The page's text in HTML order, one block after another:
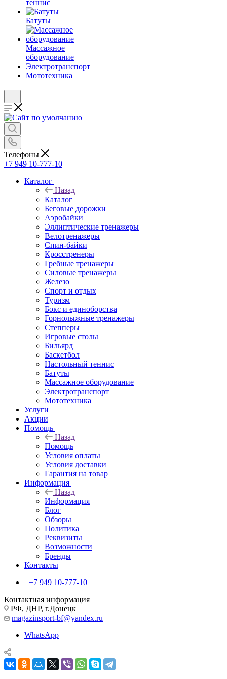
теннис
Батуты
Массажное
оборудование
Электротранспорт
Мототехника
Телефоны
+7 949 10-777-10
Каталог
Назад
Каталог
Беговые дорожки
Аэробайки
Эллиптические тренажеры
Велотренажеры
Спин-байки
Кросстренеры
Гребные тренажеры
Силовые тренажеры
Железо
Спорт и отдых
Туризм
Бокс и единоборства
Горнолыжные тренажеры
Степперы
Игровые столы
Бильярд
Баскетбол
Настольный теннис
Батуты
Массажное оборудование
Электротранспорт
Мототехника
Услуги
Акции
Помощь
Назад
Помощь
Условия оплаты
Условия доставки
Гарантия на товар
Информация
Назад
Информация
Блог
Обзоры
Политика
Реквизиты
Возможности
Бренды
Контакты
+7 949 10-777-10
Контактная информация
РФ, ДНР, г.Донецк
magazinsport-bf@yandex.ru
WhatsApp